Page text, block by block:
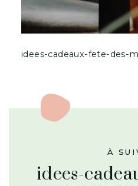
idees-cadeaux-fete-des-
À
idees-